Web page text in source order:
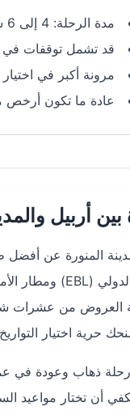
مدة الرحلة: 4 إلى 6 ساعات حسب التوقف
قد تشمل توقفات في
مرونة أكبر في اختيار
عادة ما تكون أرخص
أربيل
المنورة عن أفضل
العروض من عشرات
حرية اختيار
ذهاب وعودة في
أن تختار مواعيد